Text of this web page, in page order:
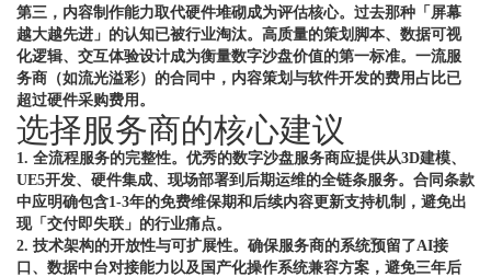
第三，内容制作能力取代硬件堆砌成为评估核心。过去那种「屏幕
越大越先进」的认知已被行业淘汰。高质量的策划脚本、数据可视
化逻辑、交互体验设计成为衡量数字沙盘价值的第一标准。一流服
务商（如流光溢彩）的合同中，内容策划与软件开发的费用占比已
超过硬件采购费用。
选择服务商的核心建议
1. 全流程服务的完整性。优秀的数字沙盘服务商应提供从3D建模、
UE5开发、硬件集成、现场部署到后期运维的全链条服务。合同条款
中应明确包含1-3年的免费维保期和后续内容更新支持机制，避免出
现「交付即失联」的行业痛点。
2. 技术架构的开放性与可扩展性。确保服务商的系统预留了AI接
口、数据中台对接能力以及国产化操作系统兼容方案，避免三年后